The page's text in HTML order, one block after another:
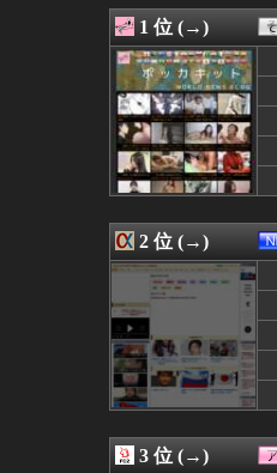
08/07 16:09
08/07 16:06
08/07 16:05
08/07 16:05
08/07 16:05
08/07 16:05
08/07 16:05
08/07 16:05
08/07 16:02
08/07 16:01
08/07 16:01
08/07 16:01
08/07 16:01
08/07 16:01
08/07 16:00
08/07 16:00
08/07 16:00
08/07 16:00
08/07 16:00
08/07 16:00
1 位 (→)
2 位 (→)
3 位 (→)